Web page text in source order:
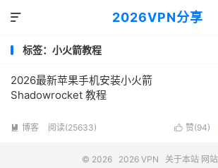
2026VPN分享

标签：小火箭教程
2026最新苹果手机安装小火箭
Shadowrocket 教程
 赞(94)
 博客 阅读(25633)
© 2026 2026 VPN 关于本站 网